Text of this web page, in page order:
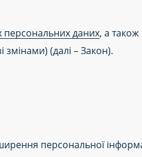
персональних даних, а також
(далі – Закон).
персональної